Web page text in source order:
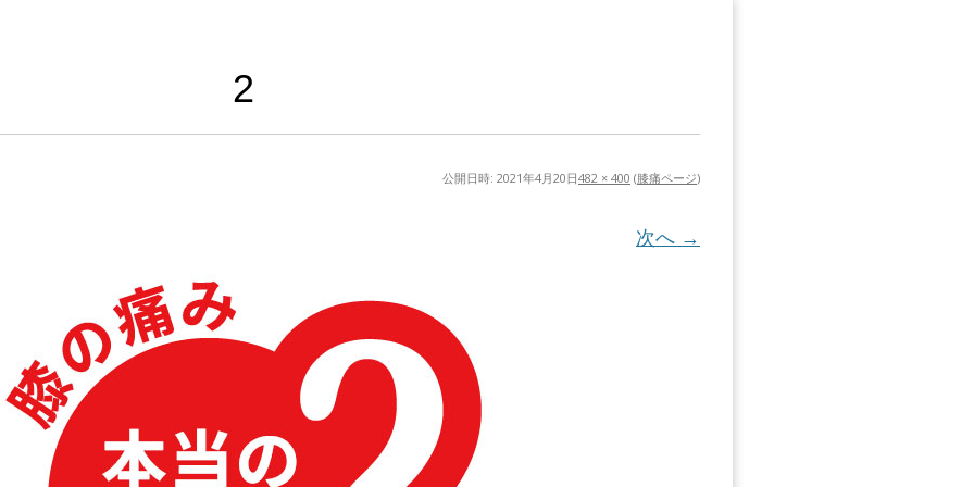
2
公開日時: 2021年4月20日482 × 400 (膝痛ページ)
次へ →